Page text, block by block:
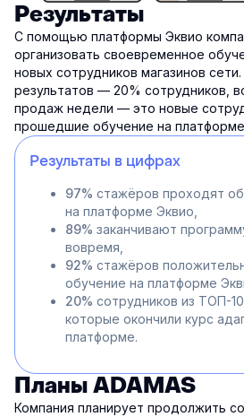
Результаты
С помощью платформы Эквио
организовать своевременное
новых сотрудников магазинов
результатов — 20% сотрудников,
продаж недели — это новые
прошедшие обучение на
Результаты в цифрах
97% стажёров проходят
на платформе Эквио,
89% заканчивают
вовремя,
92% стажёров
обучение на платформе
20% сотрудников из ТОП-
которые окончили курс
платформе.
Планы ADAMAS
Компания планирует продолжить